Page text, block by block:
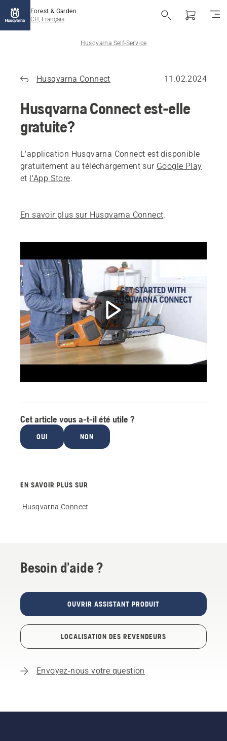
Forest & Garden
CH, Français
Husqvarna Self-Service
Husqvarna Connect 11.02.2024
Husqvarna Connect est-elle
gratuite?
L'application Husqvarna Connect est disponible
gratuitement au téléchargement sur Google Play
et l'App Store.
En savoir plus sur Husqvarna Connect.
Cet article vous a-t-il été utile ?
OUI NON
EN SAVOIR PLUS SUR
Husqvarna Connect
Besoin d'aide ?
OUVRIR ASSISTANT PRODUIT
LOCALISATION DES REVENDEURS
Envoyez-nous votre question